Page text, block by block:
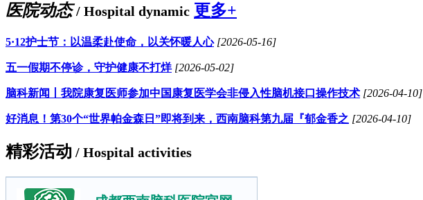
医院动态 / Hospital dynamic 更多+
5·12护士节：以温柔赴使命，以关怀暖人心 [2026-05-16]
五一假期不停诊，守护健康不打烊 [2026-05-02]
脑科新闻丨我院康复医师参加中国康复医学会非侵入性脑机接口操作技术 [2026-04-10]
好消息！第30个“世界帕金森日”即将到来，西南脑科第九届『郁金香之 [2026-04-10]
精彩活动 / Hospital activities